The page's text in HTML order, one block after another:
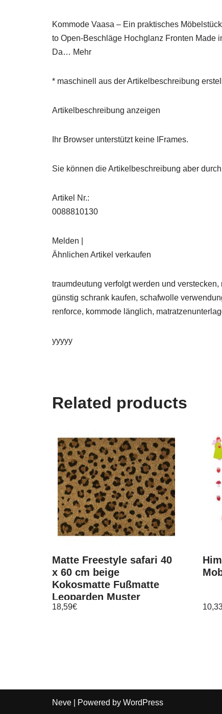
Kommode Vaasa – Ein praktisches
to Open-Beschläge Hochglanz Fronten Made
Da… Mehr
* maschinell aus der Artikelbeschreibung
Artikelbeschreibung anzeigen
Ihr Browser unterstützt keine IFrames.
Sie können die Artikelbeschreibung aber
Artikel Nr.:
0088810130
Melden |
Ähnlichen Artikel verkaufen
traumdeutung verfolgt werden und
günstig schrank kaufen, schafwolle
renforce, kommode länglich,
yyyyy
Related products
Matte Freestyle safari 40
x 60 cm beige
Kokosmatte Fußmatte
Leoparden Muster
18,59€
Neve | Powered by WordPress